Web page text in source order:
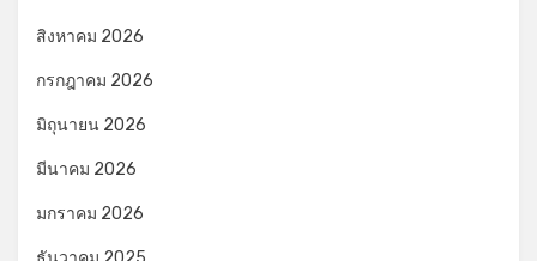
สิงหาคม 2026
กรกฎาคม 2026
มิถุนายน 2026
มีนาคม 2026
มกราคม 2026